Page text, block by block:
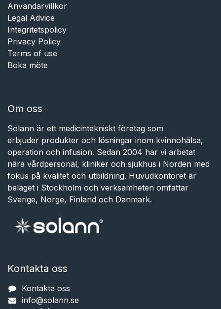
Användarvillkor
Legal Advice
Integritetspolicy
Privacy Policy
Terms of use
Boka möte
Om oss
Solann är ett medicintekniskt företag som
erbjuder produkter och lösningar inom kvinnohälsa,
operation och infusion. Sedan 2004 har vi arbetat
nära vårdpersonal, kliniker och sjukhus i Norden med
fokus på kvalitet och utbildning. Huvudkontoret är
beläget i Stockholm och verksamheten omfattar
Sverige, Norge, Finland och Danmark.
Kontakta oss
Kontakta oss
info@solann.se​​​​​​